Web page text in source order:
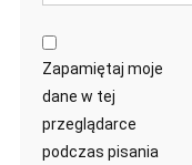
Zapamiętaj moje
dane w tej
przeglądarce
podczas pisania